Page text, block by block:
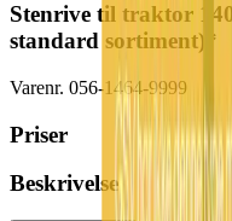
Stenrive til traktor
standard sortiment)*
Varenr. 056-1464-9999
Priser
Beskrivelse